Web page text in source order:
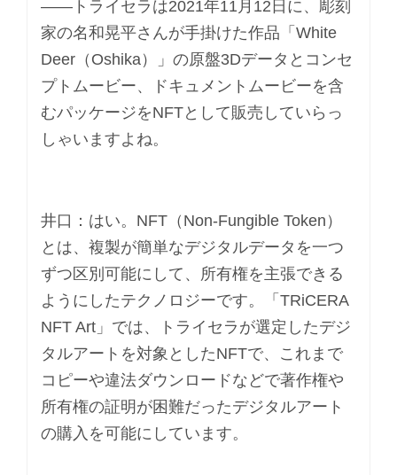
――トライセラは2021年11月12日に、彫刻
家の名和晃平さんが手掛けた作品「White
Deer（Oshika）」の原盤3Dデータとコンセ
プトムービー、ドキュメントムービーを含
むパッケージをNFTとして販売していらっ
しゃいますよね。
井口：はい。NFT（Non-Fungible Token）
とは、複製が簡単なデジタルデータを一つ
ずつ区別可能にして、所有権を主張できる
ようにしたテクノロジーです。「TRiCERA
NFT Art」では、トライセラが選定したデジ
タルアートを対象としたNFTで、これまで
コピーや違法ダウンロードなどで著作権や
所有権の証明が困難だったデジタルアート
の購入を可能にしています。